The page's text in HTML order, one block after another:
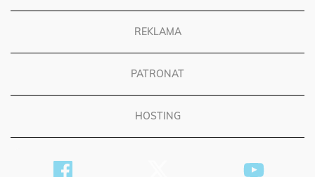
REKLAMA
PATRONAT
HOSTING